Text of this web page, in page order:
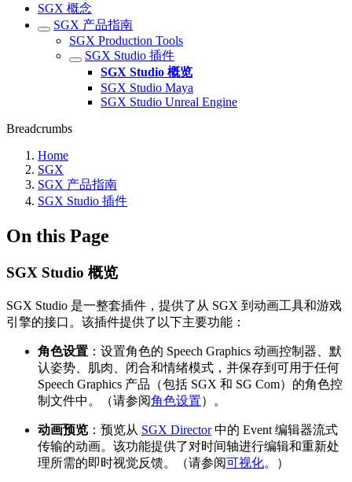
SGX 概念
SGX 产品指南
SGX Production Tools
SGX Studio 插件
SGX Studio 概览
SGX Studio Maya
SGX Studio Unreal Engine
Breadcrumbs
Home
SGX
SGX 产品指南
SGX Studio 插件
On this Page
SGX Studio 概览
SGX Studio 是一整套插件，提供了从 SGX 到动画工具和游戏
引擎的接口。该插件提供了以下主要功能：
角色设置 ：设置角色的 Speech Graphics 动画控制器、默
认姿势、肌肉、闭合和情绪模式，并保存到可用于任何
Speech Graphics 产品（包括 SGX 和 SG Com）的角色控
制文件中。（请参阅角色设置）。
动画预览 ：预览从 SGX Director中的 Event 编辑器流式
传输的动画。该功能提供了对时间轴进行编辑和重新处
理所需的即时视觉反馈。（请参阅可视化。）